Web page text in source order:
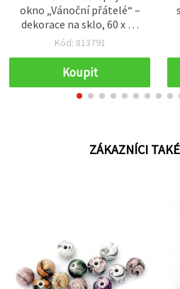
okno „Vánoční přátelé“ –
dekorace na sklo, 60 x 45
cm
Kód: 813791
Koupit
ZÁKAZNÍCI